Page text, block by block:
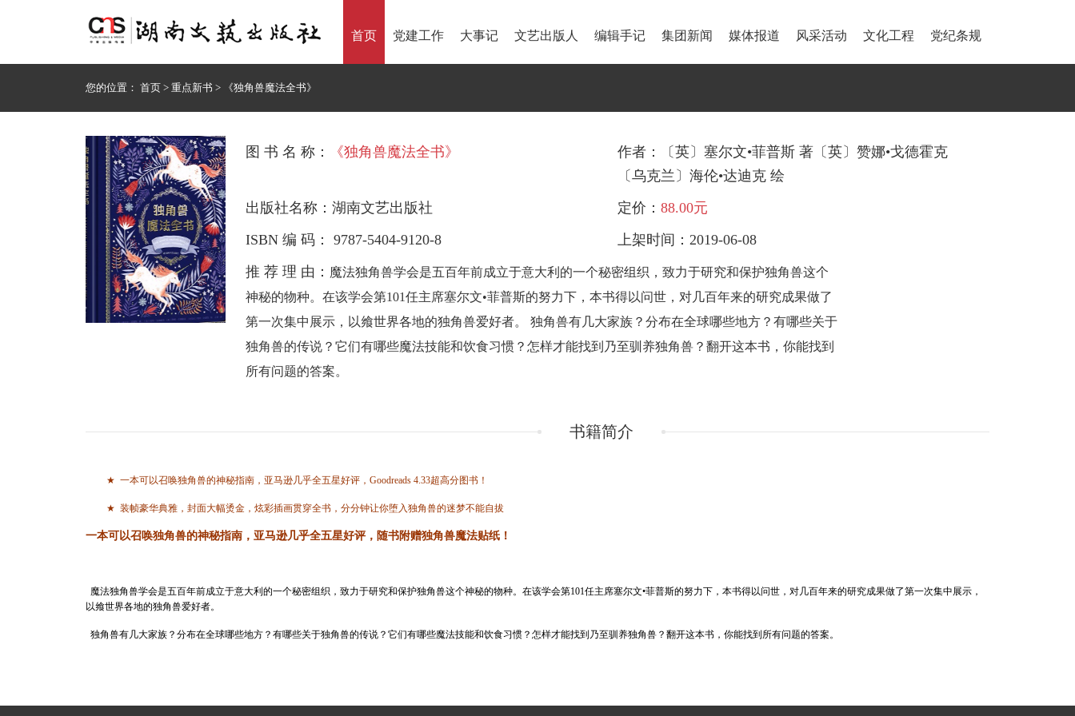
首页 党建工作 大事记 文艺出版人 编辑手记 集团新闻 媒体报道 风采活动 文化工程 党纪条规
您的位置： 首页 > 重点新书 > 《独角兽魔法全书》
图 书 名 称： 《独角兽魔法全书》
作者：〔英〕塞尔文•菲普斯 著〔英〕赞娜•戈德霍克
〔乌克兰〕海伦•达迪克 绘
出版社名称：湖南文艺出版社
定价： 88.00元
ISBN 编 码： 9787-5404-9120-8
上架时间：2019-06-08
推 荐 理 由： 魔法独角兽学会是五百年前成立于意大利的一个秘密组织，致力于研究和保护独角兽这个
神秘的物种。在该学会第101任主席塞尔文•菲普斯的努力下，本书得以问世，对几百年来的研究成果做了
第一次集中展示，以飨世界各地的独角兽爱好者。 独角兽有几大家族？分布在全球哪些地方？有哪些关于
独角兽的传说？它们有哪些魔法技能和饮食习惯？怎样才能找到乃至驯养独角兽？翻开这本书，你能找到
所有问题的答案。
书籍简介
★ 一本可以召唤独角兽的神秘指南，亚马逊几乎全五星好评， Goodreads 4.33超高分图书！
★ 装帧豪华典雅，封面大幅烫金，炫彩插画贯穿全书，分分钟让你堕入独角兽的迷梦不能自拔
一本可以召唤独角兽的神秘指南，亚马逊几乎全五星好评，随书附赠独角兽魔法贴纸！
魔法独角兽学会是五百年前成立于意大利的一个秘密组织，致力于研究和保护独角兽这个神秘的物种。在该学会第101任主席塞尔文•菲普斯的努力下，本书得以问世，对几百年来的研究成果做了第一次集中展示，
以飨世界各地的独角兽爱好者。
独角兽有几大家族？分布在全球哪些地方？有哪些关于独角兽的传说？它们有哪些魔法技能和饮食习惯？怎样才能找到乃至驯养独角兽？翻开这本书，你能找到所有问题的答案。